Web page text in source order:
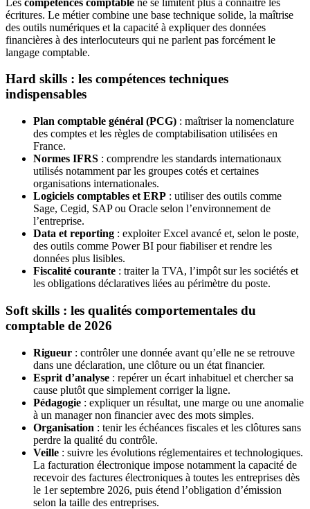
écritures. Le métier combine une base technique solide, la maîtrise
des outils numériques et la capacité à expliquer des données
financières à des interlocuteurs qui ne parlent pas forcément le
langage comptable.
Hard skills : les compétences techniques
indispensables
Plan comptable général (PCG) : maîtriser la nomenclature
des comptes et les règles de comptabilisation utilisées en
France.
Normes IFRS : comprendre les standards internationaux
utilisés notamment par les groupes cotés et certaines
organisations internationales.
Logiciels comptables et ERP : utiliser des outils comme
Sage, Cegid, SAP ou Oracle selon l’environnement de
l’entreprise.
Data et reporting : exploiter Excel avancé et, selon le poste,
des outils comme Power BI pour fiabiliser et rendre les
données plus lisibles.
Fiscalité courante : traiter la TVA, l’impôt sur les sociétés et
les obligations déclaratives liées au périmètre du poste.
Soft skills : les qualités comportementales du
comptable de 2026
Rigueur : contrôler une donnée avant qu’elle ne se retrouve
dans une déclaration, une clôture ou un état financier.
Esprit d’analyse : repérer un écart inhabituel et chercher sa
cause plutôt que simplement corriger la ligne.
Pédagogie : expliquer un résultat, une marge ou une anomalie
à un manager non financier avec des mots simples.
Organisation : tenir les échéances fiscales et les clôtures sans
perdre la qualité du contrôle.
Veille : suivre les évolutions réglementaires et technologiques.
La facturation électronique impose notamment la capacité de
recevoir des factures électroniques à toutes les entreprises dès
le 1er septembre 2026, puis étend l’obligation d’émission
selon la taille des entreprises.